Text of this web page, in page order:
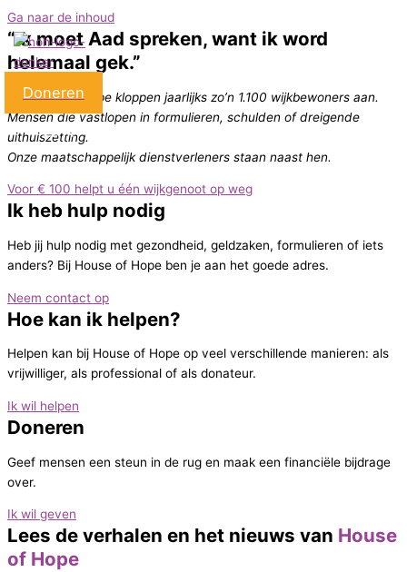
Ga naar de inhoud
Doneren
“Ik moet Aad spreken, want ik word
helemaal gek.”
Bij House of Hope kloppen jaarlijks zo’n 1.100 wijkbewoners aan.
Mensen die vastlopen in formulieren, schulden of dreigende
uithuiszetting.
Onze maatschappelijk dienstverleners staan naast hen.
Voor € 100 helpt u één wijkgenoot op weg
Ik heb hulp nodig
Heb jij hulp nodig met gezondheid, geldzaken, formulieren of iets
anders? Bij House of Hope ben je aan het goede adres.
Neem contact op
Hoe kan ik helpen?
Helpen kan bij House of Hope op veel verschillende manieren: als
vrijwilliger, als professional of als donateur.
Ik wil helpen
Doneren
Geef mensen een steun in de rug en maak een financiële bijdrage
over.
Ik wil geven
Lees de verhalen en het nieuws van House
of Hope